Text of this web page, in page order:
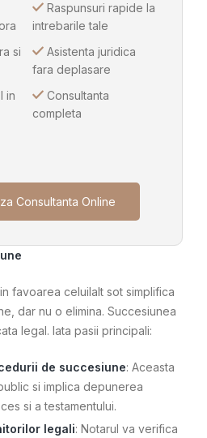
si
in
Raspunsuri rapide la
intrebarile tale
Asistenta juridica
fara deplasare
Consultanta
completa
Consultanta Online
favoarea celuilalt sot simplifica
dar nu o elimina. Succesiunea
legal. Iata pasii principali:
de succesiune: Aceasta
si implica depunerea
si a testamentului.
legali: Notarul va verifica